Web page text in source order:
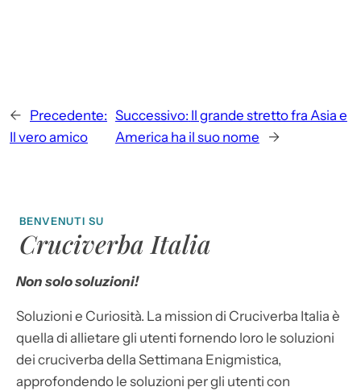
← Precedente:
Il vero amico
Successivo: Il grande stretto fra Asia e
America ha il suo nome
→
BENVENUTI SU
Cruciverba Italia
Non solo soluzioni!
Soluzioni e Curiosità. La mission di Cruciverba Italia è
quella di allietare gli utenti fornendo loro le soluzioni
dei cruciverba della Settimana Enigmistica,
approfondendo le soluzioni per gli utenti con